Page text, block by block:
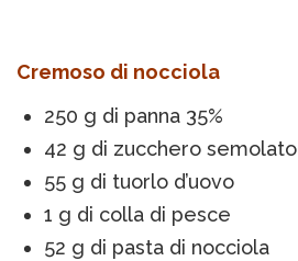
Cremoso di nocciola
250 g di panna 35%
42 g di zucchero semolato
55 g di tuorlo d’uovo
1 g di colla di pesce
52 g di pasta di nocciola